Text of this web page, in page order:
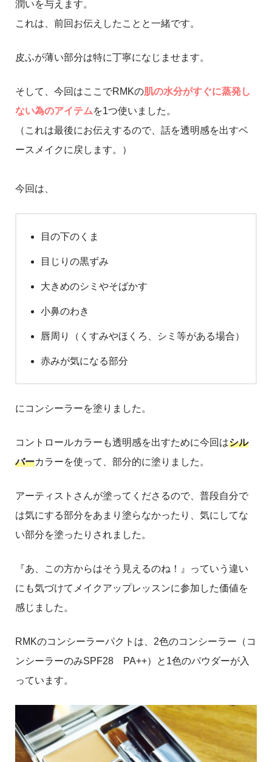
潤いを与えます。
これは、前回お伝えしたことと一緒です。
皮ふが薄い部分は特に丁寧になじませます。
そして、今回はここでRMKの肌の水分がすぐに蒸発し
ない為のアイテムを1つ使いました。
（これは最後にお伝えするので、話を透明感を出すベ
ースメイクに戻します。）
今回は、
目の下のくま
目じりの黒ずみ
大きめのシミやそばかす
小鼻のわき
唇周り（くすみやほくろ、シミ等がある場合）
赤みが気になる部分
にコンシーラーを塗りました。
コントロールカラーも透明感を出すために今回はシル
バーカラーを使って、部分的に塗りました。
アーティストさんが塗ってくださるので、普段自分で
は気にする部分をあまり塗らなかったり、気にしてな
い部分を塗ったりされました。
『あ、この方からはそう見えるのね！』っていう違い
にも気づけてメイクアップレッスンに参加した価値を
感じました。
RMKのコンシーラーパクトは、2色のコンシーラー（コ
ンシーラーのみSPF28 PA++）と1色のパウダーが入
っています。